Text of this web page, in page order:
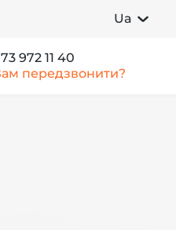
Ua
972 11 40
передзвонити?